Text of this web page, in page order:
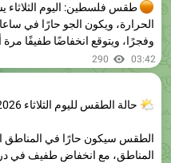
وفجرًا، ويتوقع انخفاضًا طفيفًا مرة
290 03:42
حالة الطقس لليوم الثلاثاء 04/08/2026:
الطقس سيكون حارًا في المناطق
من
إلى شمالية غربية خفيفة إلى